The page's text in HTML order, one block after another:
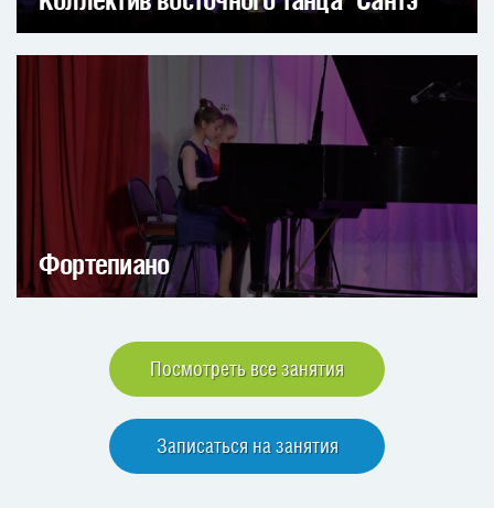
Фортепиано
Посмотреть все занятия
Записаться на занятия